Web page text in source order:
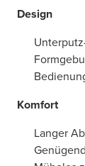
Design
Komfort
Langer